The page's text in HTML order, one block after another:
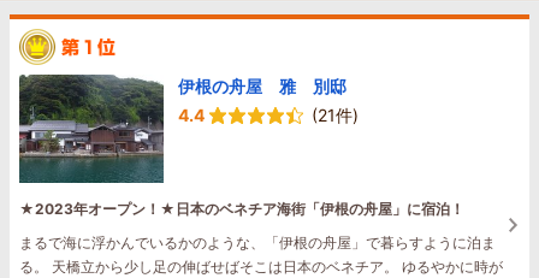
伊根の舟屋 雅 別邸
4.4
(21件)
★2023年オープン！★日本のベネチア海街「伊根の舟屋」に宿泊！
まるで海に浮かんでいるかのような、「伊根の舟屋」で暮らすように泊ま
る。 天橋立から少し足の伸ばせばそこは日本のベネチア。 ゆるやかに時が